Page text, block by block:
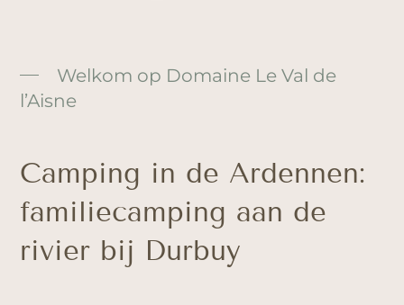
Welkom op Domaine Le Val de
l’Aisne
Camping in de Ardennen:
familiecamping aan de
rivier bij Durbuy